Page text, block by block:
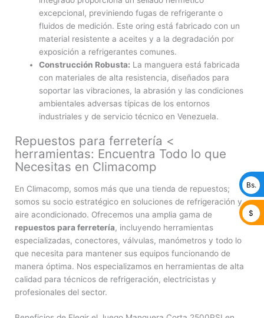
excepcional, previniendo fugas de refrigerante o
fluidos de medición. Este oring está fabricado con un
material resistente a aceites y a la degradación por
exposición a refrigerantes comunes.
Construcción Robusta: La manguera está fabricada
con materiales de alta resistencia, diseñados para
soportar las vibraciones, la abrasión y las condiciones
ambientales adversas típicas de los entornos
industriales y de servicio técnico en Venezuela.
Repuestos para ferretería <
herramientas: Encuentra Todo lo que
Necesitas en Climacomp
En Climacomp, somos más que una tienda de repuestos;
somos su socio estratégico en soluciones de refrigeración y
aire acondicionado. Ofrecemos una amplia gama de
repuestos para ferretería, incluyendo herramientas
especializadas, conectores, válvulas, manómetros y todo lo
que necesita para mantener sus equipos funcionando de
manera óptima. Nos especializamos en herramientas de alta
calidad para técnicos de refrigeración, electricistas y
profesionales del sector.
Bs.
$